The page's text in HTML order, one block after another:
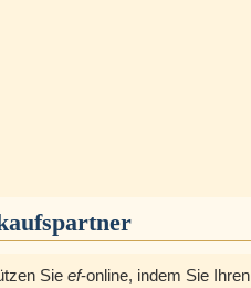
Sie ef-online, indem Sie Ihren